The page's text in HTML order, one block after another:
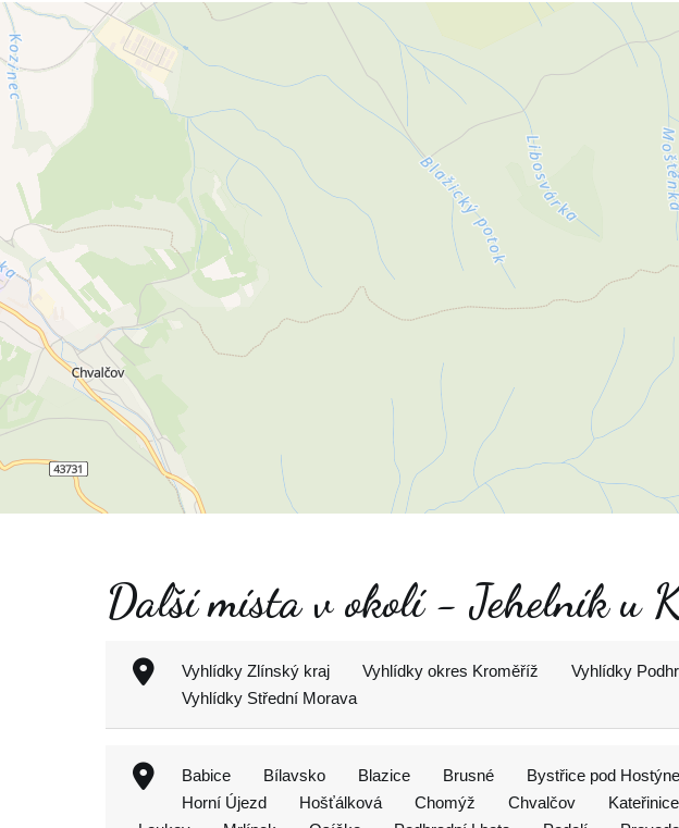
Další místa v okolí - Jehelník u
Vyhlídky Zlínský kraj Vyhlídky okres Kroměříž Vyhlídky
Vyhlídky Střední Morava
Babice Bílavsko Blazice Brusné Bystřice pod
Horní Újezd
Hošťálková Chomýž Chvalčov